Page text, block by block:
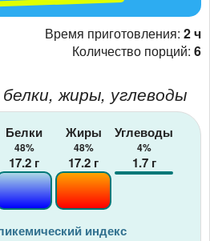
Время приготовления: 2 ч
Количество порций: 6
жиры, углеводы
Белки
48%
17.2 г
Жиры
48%
17.2 г
Углеводы
4%
1.7г
индекс